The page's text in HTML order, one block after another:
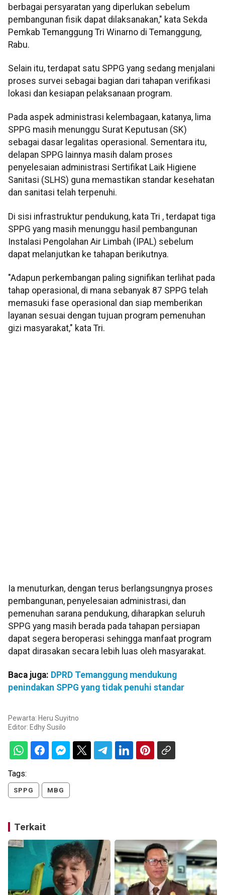
berbagai persyaratan yang diperlukan sebelum
pembangunan fisik dapat dilaksanakan," kata Sekda
Pemkab Temanggung Tri Winarno di Temanggung,
Rabu.
Selain itu, terdapat satu SPPG yang sedang menjalani
proses survei sebagai bagian dari tahapan verifikasi
lokasi dan kesiapan pelaksanaan program.
Pada aspek administrasi kelembagaan, katanya, lima
SPPG masih menunggu Surat Keputusan (SK)
sebagai dasar legalitas operasional. Sementara itu,
delapan SPPG lainnya masih dalam proses
penyelesaian administrasi Sertifikat Laik Higiene
Sanitasi (SLHS) guna memastikan standar kesehatan
dan sanitasi telah terpenuhi.
Di sisi infrastruktur pendukung, kata Tri , terdapat tiga
SPPG yang masih menunggu hasil pembangunan
Instalasi Pengolahan Air Limbah (IPAL) sebelum
dapat melanjutkan ke tahapan berikutnya.
"Adapun perkembangan paling signifikan terlihat pada
tahap operasional, di mana sebanyak 87 SPPG telah
memasuki fase operasional dan siap memberikan
layanan sesuai dengan tujuan program pemenuhan
gizi masyarakat," kata Tri.
Ia menuturkan, dengan terus berlangsungnya proses
pembangunan, penyelesaian administrasi, dan
pemenuhan sarana pendukung, diharapkan seluruh
SPPG yang masih berada pada tahapan persiapan
dapat segera beroperasi sehingga manfaat program
dapat dirasakan secara lebih luas oleh masyarakat.
Baca juga: DPRD Temanggung mendukung
penindakan SPPG yang tidak penuhi standar
Pewarta: Heru Suyitno
Editor: Edhy Susilo
Tags:
SPPG MBG
Terkait